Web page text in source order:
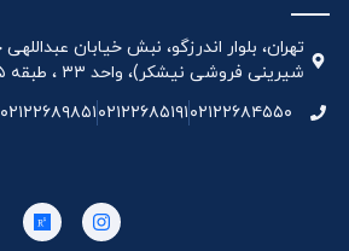
شیرینی فروشی نیشکر)، واحد ۳۳ ، طبقه ۵
۰۲۱۲۲۶۸۴۵۵۰۰۲۱۲۲۶۸۵۱۹۱۰۲۱۲۲۶۸۹۸۵۱